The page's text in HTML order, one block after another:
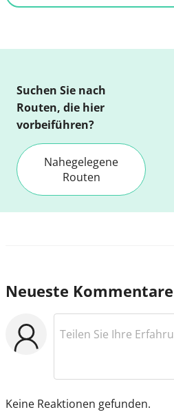
Suchen Sie nach
Routen, die hier
vorbeiführen?
Nahegelegene
Routen
Neueste Kommentare
Keine Reaktionen gefunden.